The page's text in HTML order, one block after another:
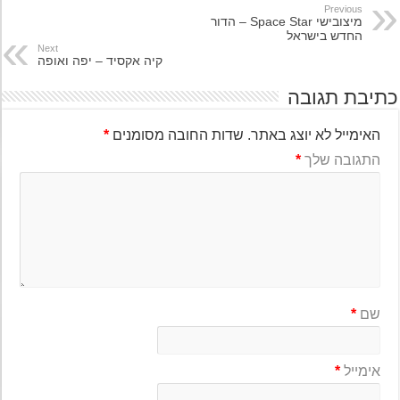
Previous
מיצובישי Space Star – הדור
החדש בישראל
Next
קיה אקסיד – יפה ואופה
תגובה
האימייל לא יוצג באתר. שדות החובה מסומנים*
התגובה שלך*
שם*
אימייל*